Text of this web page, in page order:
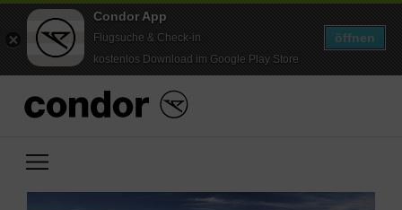
Condor App
Flugsuche & Check-in
kostenlos Download im Google Play Store
öffnen